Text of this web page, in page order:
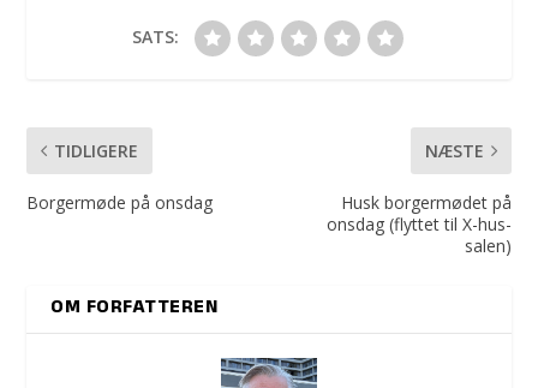
SATS:
TIDLIGERE
Borgermøde på onsdag
NÆSTE
Husk borgermødet på
onsdag (flyttet til X-hus-
salen)
OM FORFATTEREN